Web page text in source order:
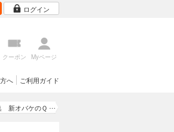
ログイン
クーポン Myページ
ご利用ガイド
へ
新オバケのＱ